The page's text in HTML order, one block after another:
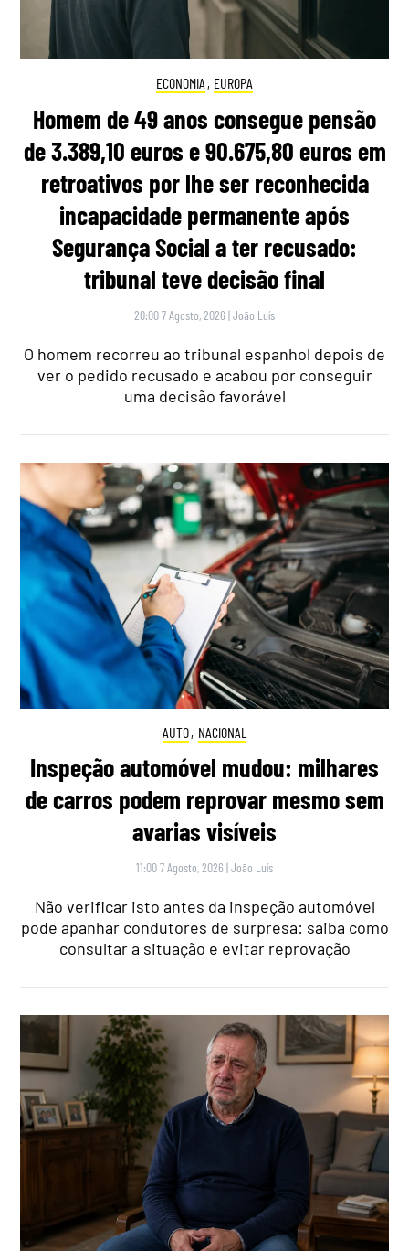
ECONOMIA , EUROPA
Homem de 49 anos consegue pensão
de 3.389,10 euros e 90.675,80 euros em
retroativos por lhe ser reconhecida
incapacidade permanente após
Segurança Social a ter recusado:
tribunal teve decisão final
20:00 7 Agosto, 2026 |João Luís
O homem recorreu ao tribunal espanhol depois de
ver o pedido recusado e acabou por conseguir
uma decisão favorável
AUTO, NACIONAL
Inspeção automóvel mudou: milhares
de carros podem reprovar mesmo sem
avarias visíveis
11:00 7 Agosto, 2026 |João Luís
Não verificar isto antes da inspeção automóvel
pode apanhar condutores de surpresa: saiba como
consultar a situação e evitar reprovação